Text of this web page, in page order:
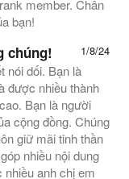
member. Chân
bạn!
1/8/24
chúng!
nói dối. Bạn là
được nhiều thành
Bạn là người
cộng đồng. Chúng
giữ mãi tinh thần
nhiều nội dung
anh chị em